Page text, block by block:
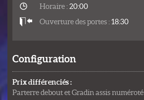
Horaire :20:00
Ouverture des portes :18:30
Configuration
Prix différenciés :
Parterre debout et Gradin assis numéroté